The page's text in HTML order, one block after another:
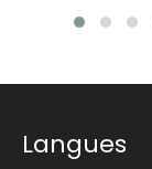
Langues